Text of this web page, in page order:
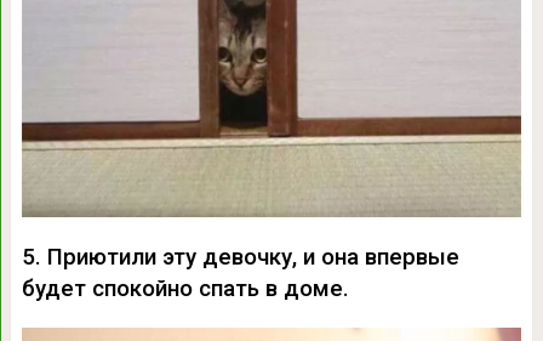
5. Приютили эту девочку, и она впервые
будет спокойно спать в доме.